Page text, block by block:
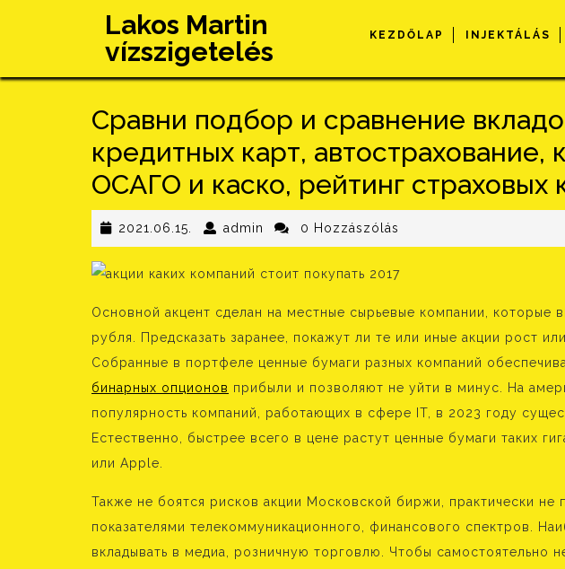
Lakos Martin
vízszigetelés
KEZDŐLAP INJEKTÁLÁS
Сравни подбор и сравнение
кредитных карт, автострахование,
ОСАГО и каско, рейтинг страховых
2021.06.15. 2021.06.15.
admin admin0 Hozzászólás
Основной акцент сделан на местные сырьевые компании, которые
рубля. Предсказать заранее, покажут ли те или иные акции рост
Собранные в портфеле ценные бумаги разных компаний
бинарных опционов прибыли и позволяют не уйти в минус. На
популярность компаний, работающих в сфере IT, в 2023 году
Естественно, быстрее всего в цене растут ценные бумаги таких
или Apple.
Также не боятся рисков акции Московской биржи, практически не
показателями телекоммуникационного, финансового спектров.
вкладывать в медиа, розничную торговлю. Чтобы самостоятельно